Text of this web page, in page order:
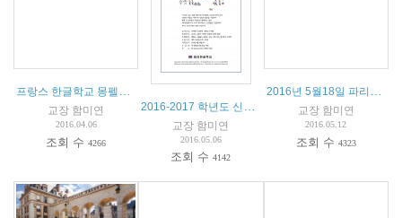
프랑스 한글학교 몽펠리에 청소년캠프
교장 함미연
2016.04.06
조회 수4266
교장 함미연
2016.05.06
조회 수4142
2016년 5월18일 파리한글학교 소풍 안내
교장 함미연
2016.05.12
조회 수 4323